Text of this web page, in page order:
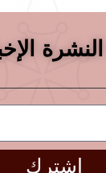
اشترك